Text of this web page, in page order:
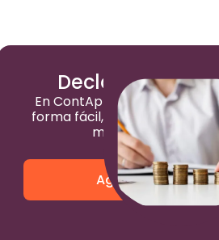
Declara tu IVA
En ContApp te ayudamos a
forma fácil, rápida y sin
multas y retrasos
Agenda una